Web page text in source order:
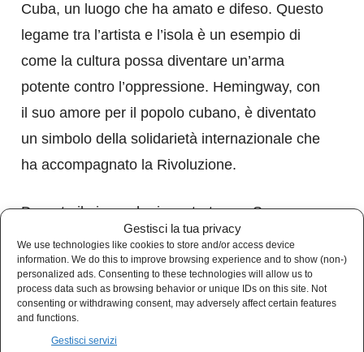
Gestisci la tua privacy
We use technologies like cookies to store and/or access device
information. We do this to improve browsing experience and to show (non-)
personalized ads. Consenting to these technologies will allow us to
process data such as browsing behavior or unique IDs on this site. Not
consenting or withdrawing consent, may adversely affect certain features
and functions.
Gestisci servizi
Cuba, un luogo che ha amato e difeso. Questo
legame tra l’artista e l’isola è un esempio di
come la cultura possa diventare un’arma
potente contro l’oppressione. Hemingway, con
il suo amore per il popolo cubano, è diventato
un simbolo della solidarietà internazionale che
ha accompagnato la Rivoluzione.
Durante il giorno, ho incontrato con Sua
Eccellenza Yeshika Crespo, Embajadora De
Bolivia en Cuba, è stato un momento di
riflessione profonda sulle alleanze politiche e
sui legami di fratellanza che uniscono i popoli
dell’America Latina. Questi rapporti diplomatici,